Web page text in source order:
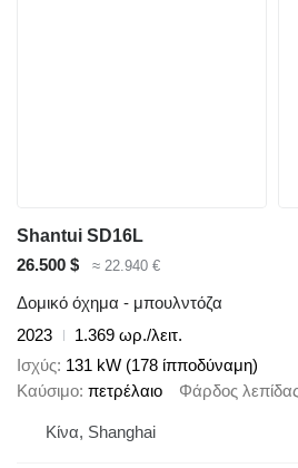
Shantui SD16L
26.500 $
≈ 22.940 €
Δομικό όχημα - μπουλντόζα
2023
1.369 ωρ./λειτ.
Ισχύς 131 kW (178 ίπποδύναμη)
Καύσιμο πετρέλαιο Φάρδος
Κίνα, Shanghai